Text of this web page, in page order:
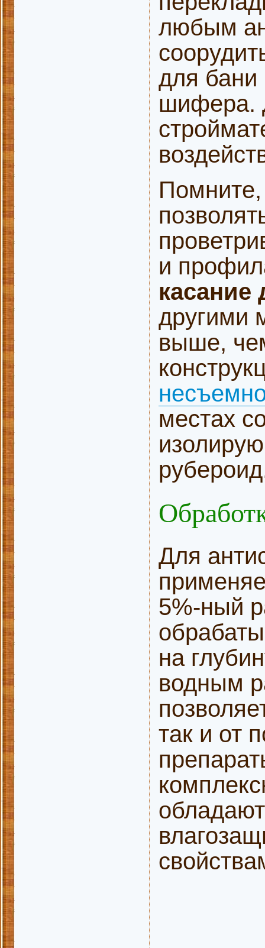
любым
для
шифера.
Помните,
и
касание
другими
выше,
местах
Для
5%-ный
на
водным
так и от